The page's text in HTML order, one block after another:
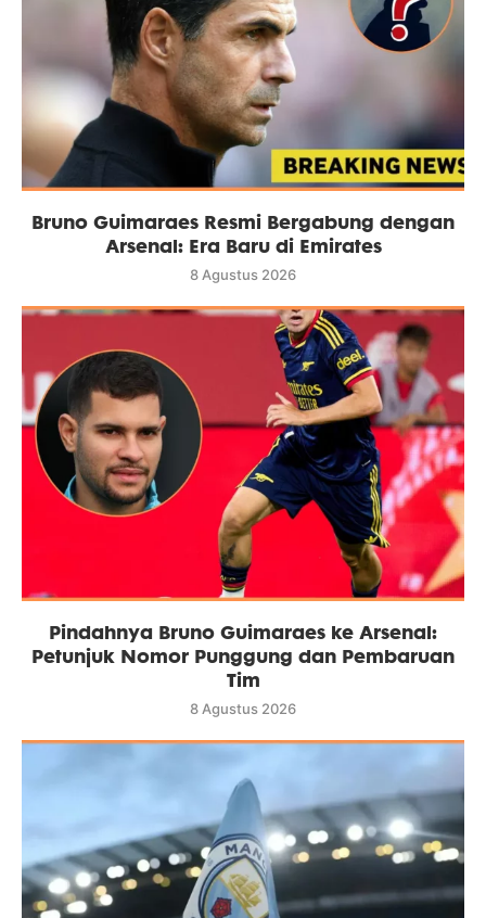
Bruno Guimaraes Resmi Bergabung dengan
Arsenal: Era Baru di Emirates
8 Agustus 2026
Pindahnya Bruno Guimaraes ke Arsenal:
Petunjuk Nomor Punggung dan Pembaruan
Tim
8 Agustus 2026